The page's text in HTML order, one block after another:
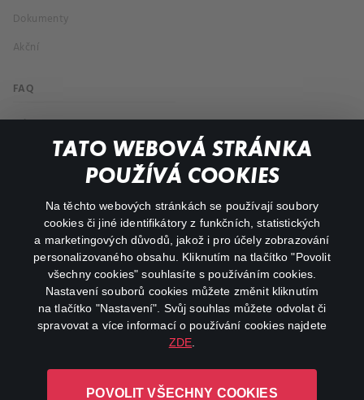
TATO WEBOVÁ STRÁNKA
POUŽÍVÁ COOKIES
Na těchto webových stránkách se používají soubory
cookies či jiné identifikátory z funkčních, statistických
a marketingových důvodů, jakož i pro účely zobrazování
personalizovaného obsahu. Kliknutím na tlačítko "Povolit
všechny cookies" souhlasíte s používáním cookies.
Nastavení souborů cookies můžete změnit kliknutím
na tlačítko "Nastavení". Svůj souhlas můžete odvolat či
spravovat a více informací o používání cookies najdete
ZDE
POVOLIT VŠECHNY COOKIES
Dokumenty
Akční
FAQ
Můj účet
Důležité odkazy
facebookinstagram
youtube
L-1246 Luxembourg R.C.S.